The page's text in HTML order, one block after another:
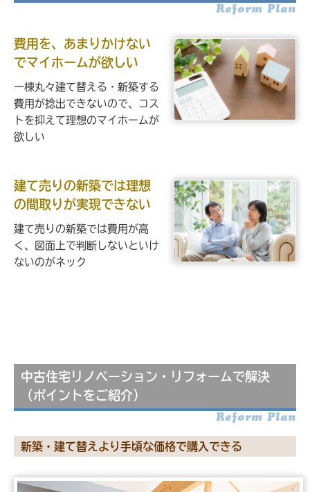
Reform Plan
費用を、あまりかけない
でマイホームが欲しい
一棟丸々建て替える・新築する
費用が捻出できないので、コス
トを抑えて理想のマイホームが
欲しい
建て売りの新築では理想
の間取りが実現できない
建て売りの新築では費用が高
く、図面上で判断しないといけ
ないのがネック
中古住宅リノベーション・リフォームで解決
（ポイントをご紹介）
Reform Plan
新築・建て替えより手頃な価格で購入できる